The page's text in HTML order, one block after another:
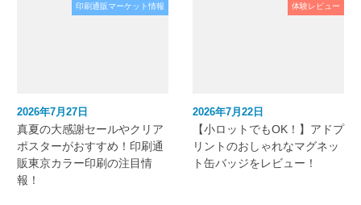
印刷通販マーケット情報
2026年7月27日
真夏の大感謝セールやクリア
ポスターがおすすめ！印刷通
販東京カラー印刷の注目情
報！
体験レビュー
2026年7月22日
【小ロットでもOK！】アドプ
リントのおしゃれなマグネッ
ト缶バッジをレビュー！